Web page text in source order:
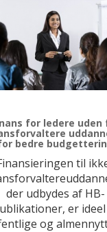
for ledere uden
bedre
til
der udbydes af HB-
er
og